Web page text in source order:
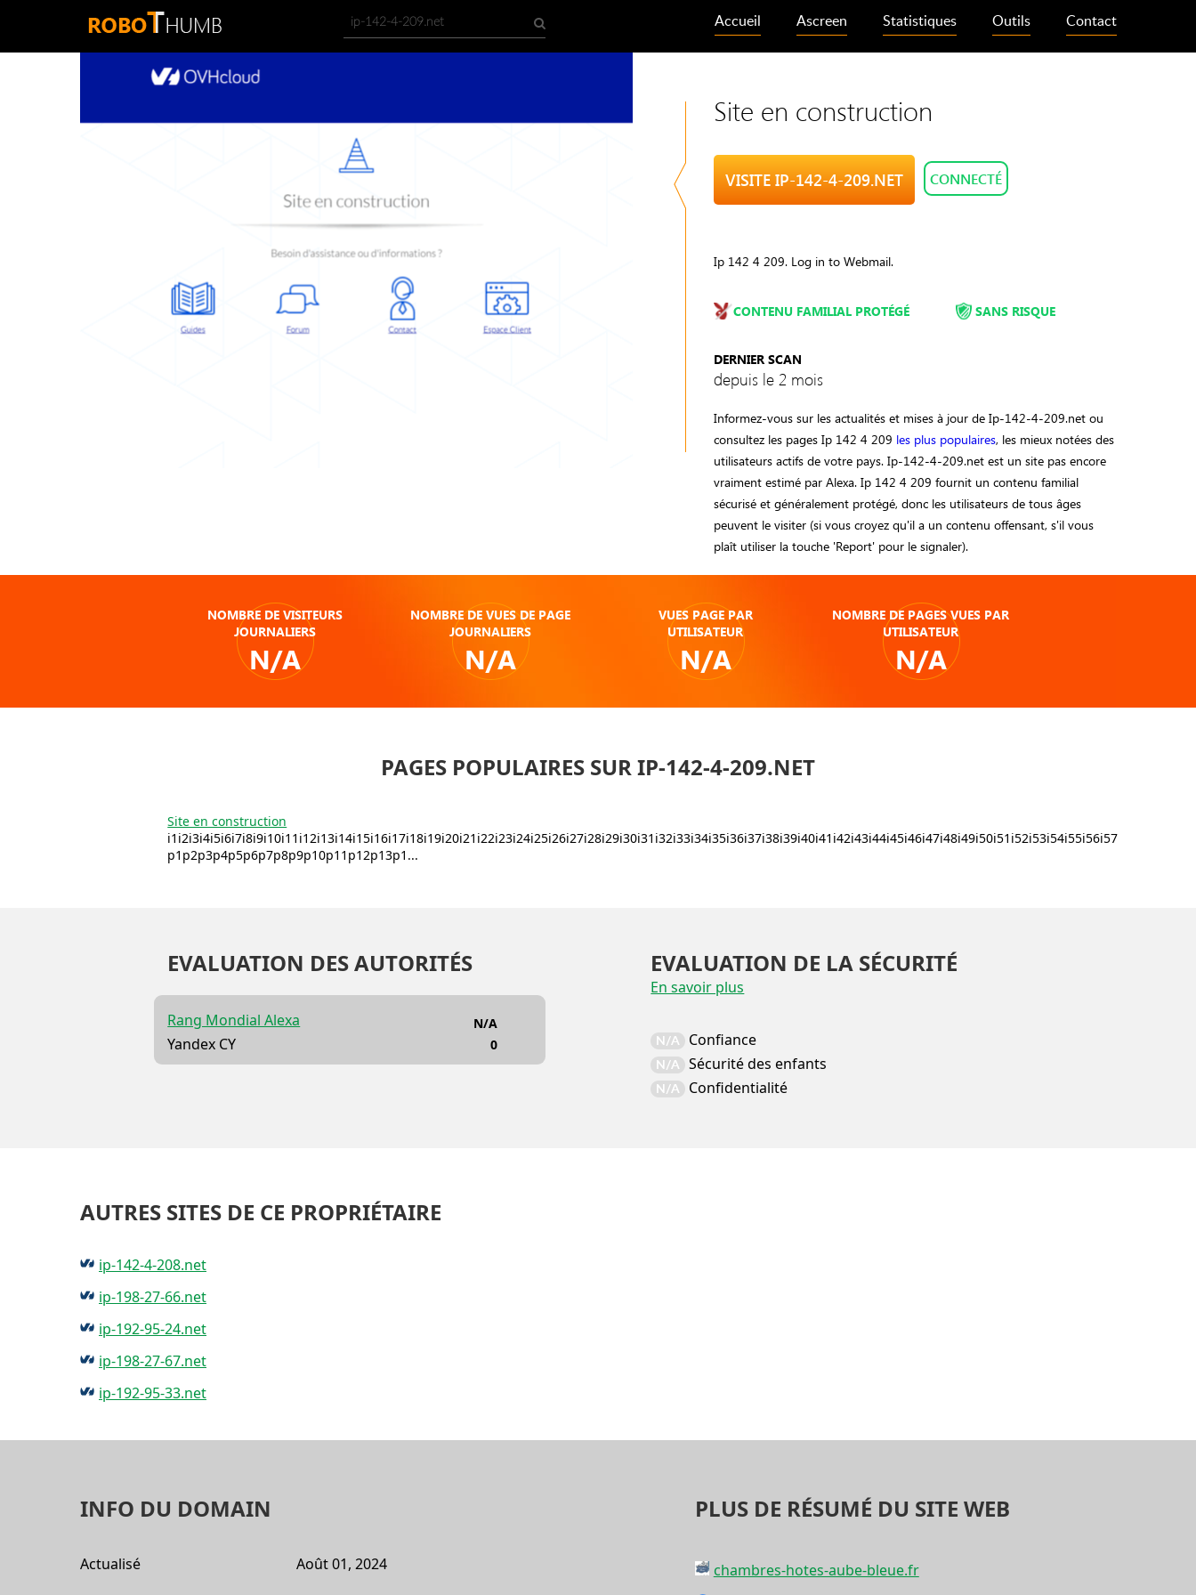
Accueil Ascreen Statistiques Outils Contact
Site en construction
VISITE IP-142-4-209.NET CONNECTÉ
Ip 142 4 209. Log in to Webmail.
CONTENU FAMILIAL PROTÉGÉ
DERNIER SCAN
depuis le 2 mois
SANS RISQUE
Informez-vous sur les actualités et mises à jour de Ip-142-4-209.net ou
consultez les pages Ip 142 4 209 les plus populaires, les mieux notées des
utilisateurs actifs de votre pays. Ip-142-4-209.net est un site pas encore
vraiment estimé par Alexa. Ip 142 4 209 fournit un contenu familial
sécurisé et généralement protégé, donc les utilisateurs de tous âges
peuvent le visiter (si vous croyez qu'il a un contenu offensant, s'il vous
plaît utiliser la touche 'Report' pour le signaler).
NOMBRE DE VISITEURS
JOURNALIERS
N/A
NOMBRE DE VUES DE PAGE
JOURNALIERS
N/A
VUES PAGE PAR
UTILISATEUR
N/A
NOMBRE DE PAGES VUES PAR
UTILISATEUR
N/A
PAGES POPULAIRES SUR IP-142-4-209.NET
Site en construction
i1i2i3i4i5i6i7i8i9i10i11i12i13i14i15i16i17i18i19i20i21i22i23i24i25i26i27i28i29i30i31i32i33i34i35i36i37i38i39i40i41i42i43i44i45i46i47i48i49i50i51i52i53i54i55i56i57
p1p2p3p4p5p6p7p8p9p10p11p12p13p1...
EVALUATION DES AUTORITÉS
Rang Mondial Alexa
Yandex CY
N/A
0
EVALUATION DE LA SÉCURITÉ
En savoir plus
N/A Confiance
N/A Sécurité des enfants
N/A Confidentialité
AUTRES SITES DE CE PROPRIÉTAIRE
ip-142-4-208.net
ip-198-27-66.net
ip-192-95-24.net
ip-198-27-67.net
ip-192-95-33.net
INFO DU DOMAIN
Actualisé Août 01, 2024
PLUS DE RÉSUMÉ DU SITE WEB
chambres-hotes-aube-bleue.fr